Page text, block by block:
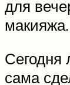
для
макияжа.
Сегодня
сама